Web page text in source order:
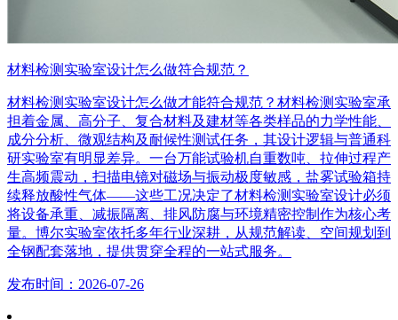
材料检测实验室设计怎么做符合规范？
材料检测实验室设计怎么做才能符合规范？材料检测实验室承
担着金属、高分子、复合材料及建材等各类样品的力学性能、
成分分析、微观结构及耐候性测试任务，其设计逻辑与普通科
研实验室有明显差异。一台万能试验机自重数吨、拉伸过程产
生高频震动，扫描电镜对磁场与振动极度敏感，盐雾试验箱持
续释放酸性气体——这些工况决定了材料检测实验室设计必须
将设备承重、减振隔离、排风防腐与环境精密控制作为核心考
量。博尔实验室依托多年行业深耕，从规范解读、空间规划到
全钢配套落地，提供贯穿全程的一站式服务。
发布时间：2026-07-26